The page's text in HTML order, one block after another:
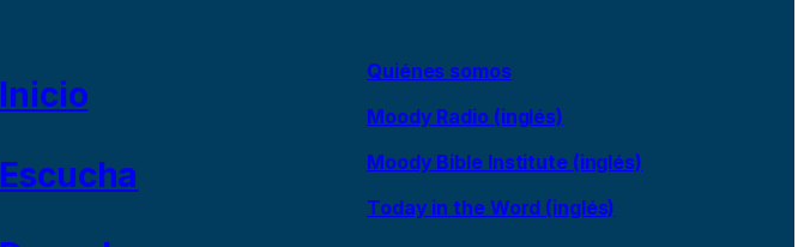
Inicio
Escucha
Quiénes somos
Moody Radio (inglés)
Moody Bible Institute (inglés)
Today in the Word (inglés)